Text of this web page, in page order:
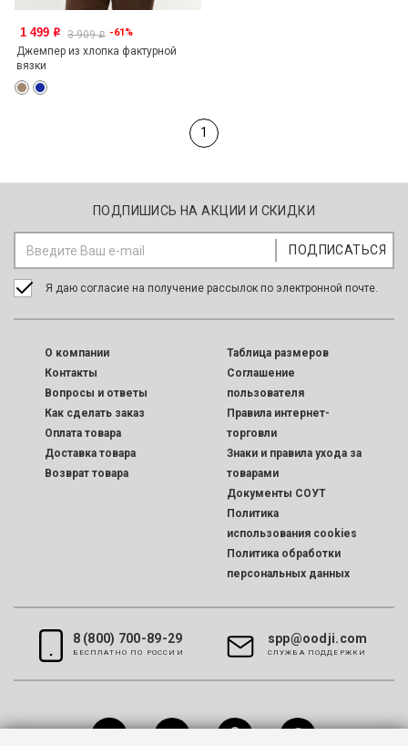
1 499 o 3 909o -61%
Джемпер из хлопка фактурной
вязки
1
ПОДПИШИСЬ НА АКЦИИ И СКИДКИ
Я даю согласие на получение рассылок по электронной почте.
O компании
Контакты
Вопросы и ответы
Как сделать заказ
Оплата товара
Доставка товара
Возврат товара
Таблица размеров
Соглашение
пользователя
Правила интернет-
торговли
Знаки и правила ухода за
товарами
Документы СОУТ
Политика
использования cookies
Политика обработки
персональных данных
8 (800) 700-89-29
БЕСПЛАТНО ПО РОССИИ
spp@oodji.com
CЛУЖБА ПОДДЕРЖКИ